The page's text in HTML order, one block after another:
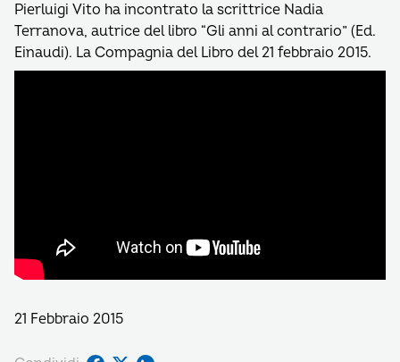
Pierluigi Vito ha incontrato la scrittrice Nadia
Terranova, autrice del libro “Gli anni al contrario” (Ed.
Einaudi). La Compagnia del Libro del 21 febbraio 2015.
21 Febbraio 2015